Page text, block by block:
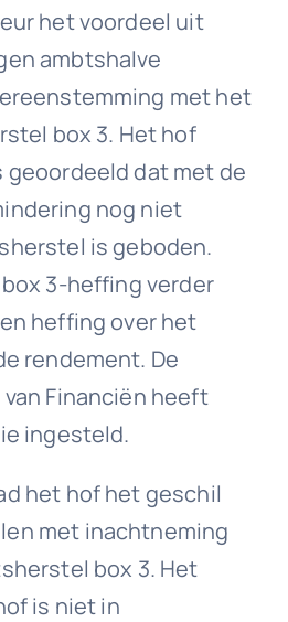
het voordeel uit
ambtshalve
met het
box 3. Het hof
dat met de
nog niet
is geboden.
3-heffing verder
heffing over het
rendement. De
Financiën heeft
ingesteld.
het hof het geschil
met inachtneming
box 3. Het
is niet in